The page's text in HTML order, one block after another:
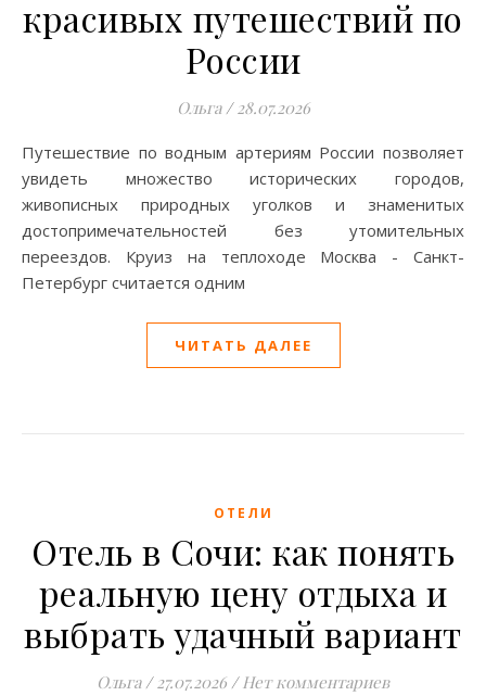
красивых путешествий по
России
Ольга / 28.07.2026
Путешествие по водным артериям России позволяет
увидеть множество исторических городов,
живописных природных уголков и знаменитых
достопримечательностей без утомительных
переездов. Круиз на теплоходе Москва - Санкт-
Петербург считается одним
ЧИТАТЬ ДАЛЕЕ
ОТЕЛИ
Отель в Сочи: как понять
реальную цену отдыха и
выбрать удачный вариант
Ольга / 27.07.2026 / Нет комментариев